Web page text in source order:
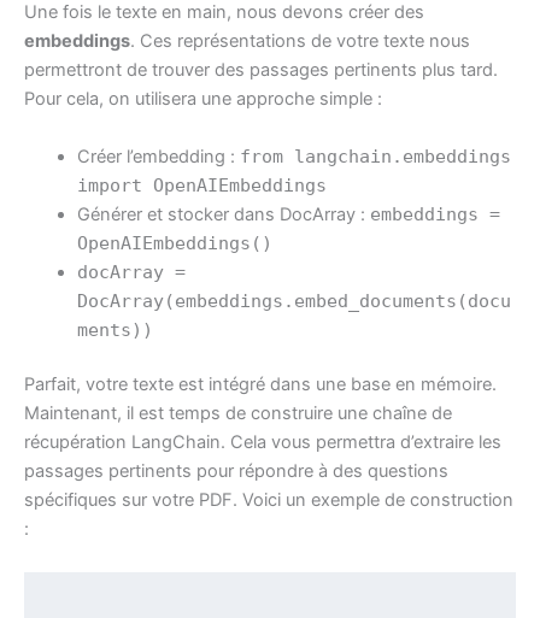
Une fois le texte en main, nous devons créer des
embeddings. Ces représentations de votre texte nous
permettront de trouver des passages pertinents plus tard.
Pour cela, on utilisera une approche simple :
Créer l’embedding : from langchain.embeddings
import OpenAIEmbeddings
Générer et stocker dans DocArray : embeddings =
OpenAIEmbeddings()
docArray =
DocArray(embeddings.embed_documents(docu
ments))
Parfait, votre texte est intégré dans une base en mémoire.
Maintenant, il est temps de construire une chaîne de
récupération LangChain. Cela vous permettra d’extraire les
passages pertinents pour répondre à des questions
spécifiques sur votre PDF. Voici un exemple de construction
: